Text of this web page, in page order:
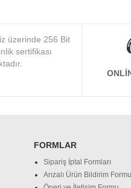
üzerinde 256 Bit
sertifikası
FORMLAR
Sipariş İptal Formları
Arızalı Ürün Bildirim Formu